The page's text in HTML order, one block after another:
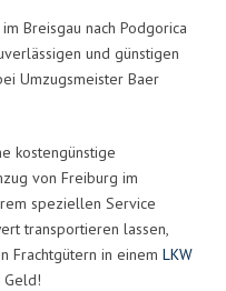
Breisgau nach Podgorica
und günstigen
Umzugsmeister Baer
kostengünstige
von Freiburg im
speziellen Service
transportieren lassen,
Frachtgütern in einem LKW
Geld!